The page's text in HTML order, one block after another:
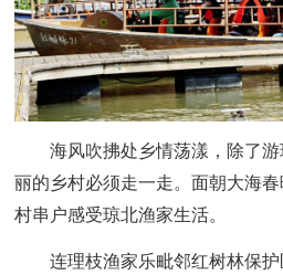
海风吹拂处乡情荡漾，除了
丽的乡村必须走一走。面朝大海
村串户感受琼北渔家生活。
连理枝渔家乐毗邻红树林保